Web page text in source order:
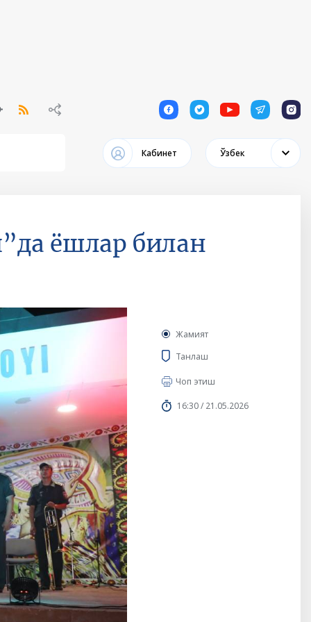
1 1 1 1 1
Кабинет Ўзбек
ёшлар билан
Жамият
Танлаш
Чоп этиш
16:30 / 21.05.2026